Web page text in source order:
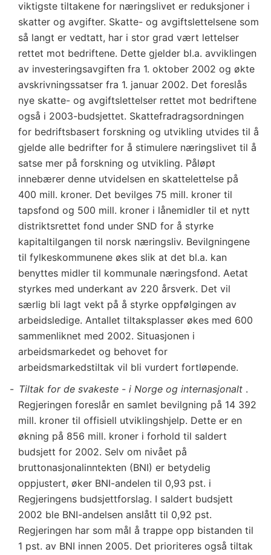
viktigste tiltakene for næringslivet er reduksjoner i
skatter og avgifter. Skatte- og avgiftslettelsene som
så langt er vedtatt, har i stor grad vært lettelser
rettet mot bedriftene. Dette gjelder bl.a. avviklingen
av investeringsavgiften fra 1. oktober 2002 og økte
avskrivningssatser fra 1. januar 2002. Det foreslås
nye skatte- og avgiftslettelser rettet mot bedriftene
også i 2003-budsjettet. Skattefradragsordningen
for bedriftsbasert forskning og utvikling utvides til å
gjelde alle bedrifter for å stimulere næringslivet til å
satse mer på forskning og utvikling. Påløpt
innebærer denne utvidelsen en skattelettelse på
400 mill. kroner. Det bevilges 75 mill. kroner til
tapsfond og 500 mill. kroner i lånemidler til et nytt
distriktsrettet fond under SND for å styrke
kapitaltilgangen til norsk næringsliv. Bevilgningene
til fylkeskommunene økes slik at det bl.a. kan
benyttes midler til kommunale næringsfond. Aetat
styrkes med underkant av 220 årsverk. Det vil
særlig bli lagt vekt på å styrke oppfølgingen av
arbeidsledige. Antallet tiltaksplasser økes med 600
sammenliknet med 2002. Situasjonen i
arbeidsmarkedet og behovet for
arbeidsmarkedstiltak vil bli vurdert fortløpende.
Tiltak for de svakeste - i Norge og internasjonalt .
Regjeringen foreslår en samlet bevilgning på 14 392
mill. kroner til offisiell utviklingshjelp. Dette er en
økning på 856 mill. kroner i forhold til saldert
budsjett for 2002. Selv om nivået på
bruttonasjonalinntekten (BNI) er betydelig
oppjustert, øker BNI-andelen til 0,93 pst. i
Regjeringens budsjettforslag. I saldert budsjett
2002 ble BNI-andelsen anslått til 0,92 pst.
Regjeringen har som mål å trappe opp bistanden til
1 pst. av BNI innen 2005. Det prioriteres også tiltak